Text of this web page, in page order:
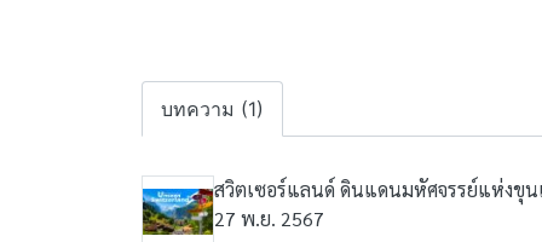
บทความ (1)
สวิตเซอร์แลนด์ ดินแดนมหัศจรรย์แห่งขุน
27 พ.ย. 2567